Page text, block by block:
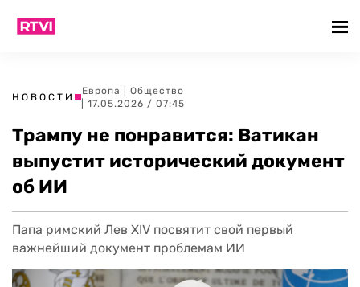
НОВОСТИ
Европа
Общество
| 17.05.2026 / 07:45
Трампу не понравится: Ватикан
выпустит исторический документ
об ИИ
Папа римский Лев XIV посвятит свой первый
важнейший документ проблемам ИИ